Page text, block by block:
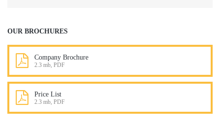
OUR BROCHURES
Company Brochure
2.3 mb, PDF
Price List
2.3 mb, PDF